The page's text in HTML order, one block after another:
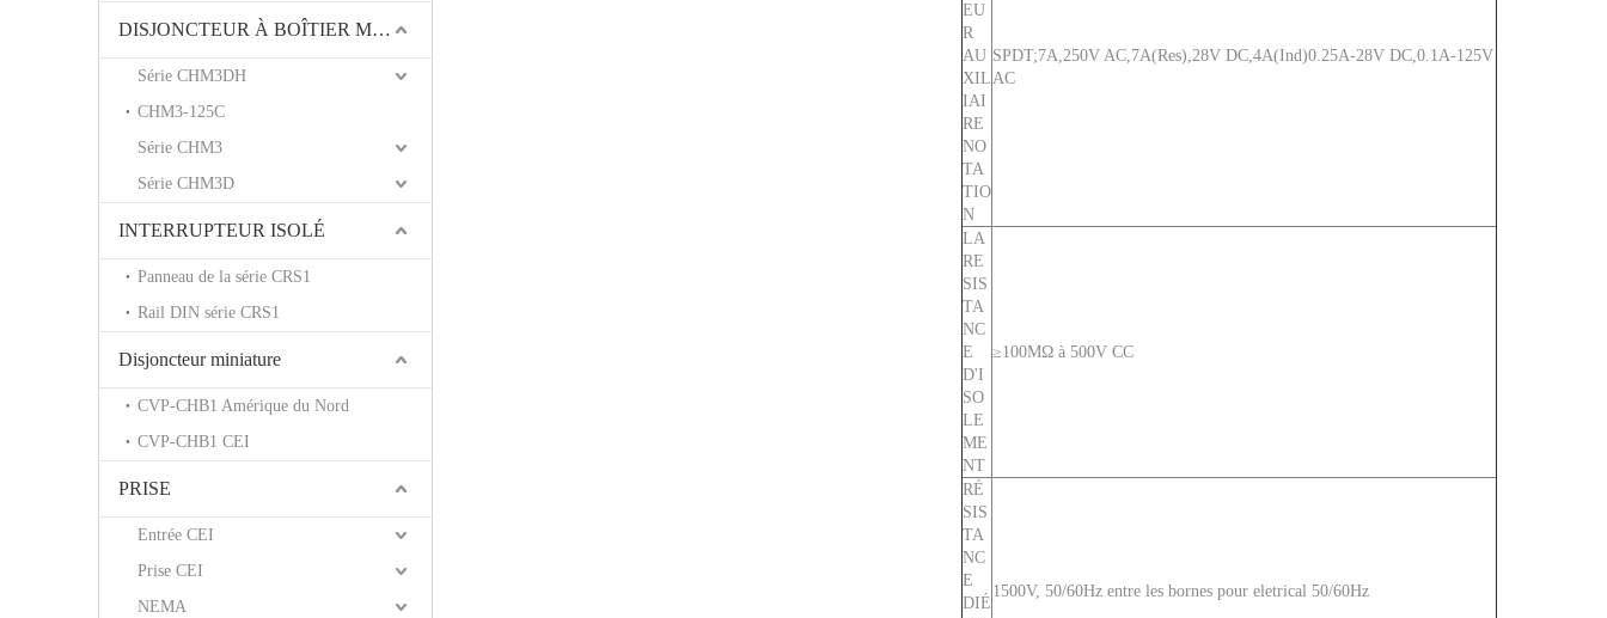
DISJONCTEUR À BOÎTIER MOULÉ
Série CHM3DH
CHM3-125C
Série CHM3
Série CHM3D
INTERRUPTEUR ISOLÉ
Panneau de la série CRS1
Rail DIN série CRS1
Disjoncteur miniature
CVP-CHB1 Amérique du Nord
CVP-CHB1 CEI
PRISE
Entrée CEI
Prise CEI
NEMA
EU
R
AU
XIL
IAI
RE
NO
TA
TIO
N
SPDT;7A,250V AC,7A(Res),28V DC,4A(Ind)0.25A-28V DC,0.1A-125V
AC
LA
RE
SIS
TA
NC
E
D'I
SO
LE
ME
NT
≥100MΩ à 500V CC
RÉ
SIS
TA
NC
E
DIÉ
1500V, 50/60Hz entre les bornes pour eletrical 50/60Hz